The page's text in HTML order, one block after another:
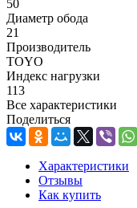
50
Диаметр обода
21
Производитель
TOYO
Индекс нагрузки
113
Все характеристики
Поделиться
Характеристики
Отзывы
Как купить